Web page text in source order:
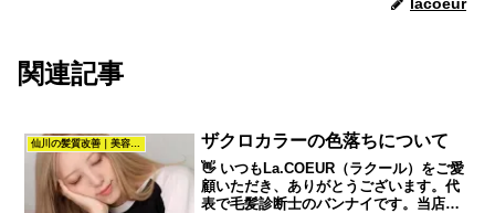
関連記事
仙川の髪質改善｜美容室La.COEUR（調布・仙川） ザクロカラーの色落ちについて
👋 いつもLa.COEUR（ラクール）をご愛
顧いただき、ありがとうございます。代
表で毛髪診断士のバンナイです。当店は